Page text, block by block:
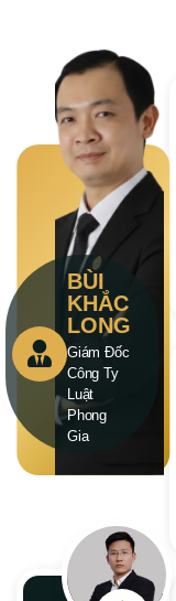
BÙI
KHẮC
LONG
Giám Đốc
Công Ty
Luật
Phong
Gia